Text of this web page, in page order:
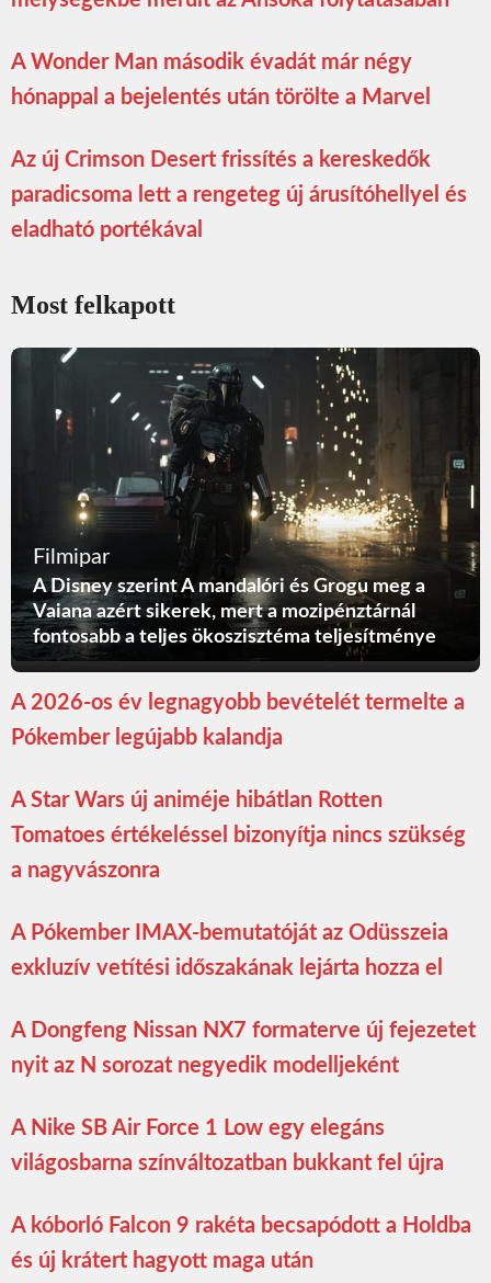
A Wonder Man második évadát már négy
hónappal a bejelentés után törölte a Marvel
Az új Crimson Desert frissítés a kereskedők
paradicsoma lett a rengeteg új árusítóhellyel és
eladható portékával
Most felkapott
Filmipar
A Disney szerint A mandalóri és Grogu meg a
Vaiana azért sikerek, mert a mozipénztárnál
fontosabb a teljes ökoszisztéma teljesítménye
A 2026-os év legnagyobb bevételét termelte a
Pókember legújabb kalandja
A Star Wars új animéje hibátlan Rotten
Tomatoes értékeléssel bizonyítja nincs szükség
a nagyvászonra
A Pókember IMAX-bemutatóját az Odüsszeia
exkluzív vetítési időszakának lejárta hozza el
A Dongfeng Nissan NX7 formaterve új fejezetet
nyit az N sorozat negyedik modelljeként
A Nike SB Air Force 1 Low egy elegáns
világosbarna színváltozatban bukkant fel újra
A kóborló Falcon 9 rakéta becsapódott a Holdba
és új krátert hagyott maga után